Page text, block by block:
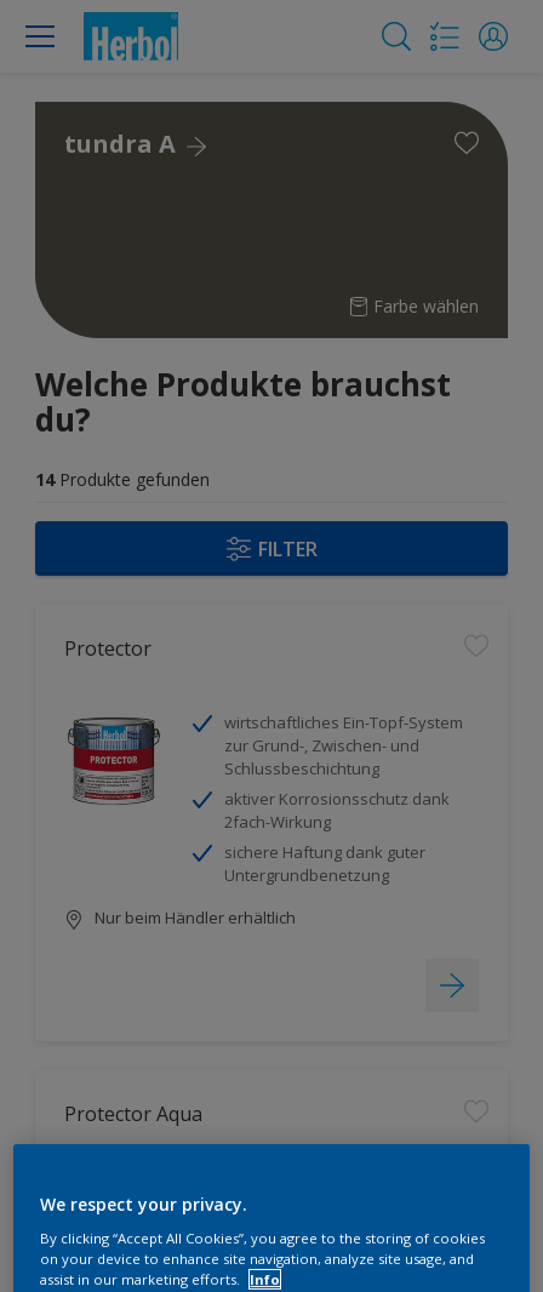
tundra A
Farbe wählen
Welche Produkte brauchst
du?
14 Produkte gefunden
FILTER
Protector
wirtschaftliches Ein-Topf-System
zur Grund-, Zwischen- und
Schlussbeschichtung
aktiver Korrosionsschutz dank
2fach-Wirkung
sichere Haftung dank guter
Untergrundbenetzung
Nur beim Händler erhältlich
Protector Aqua
zur Grund-, Zwischen- und
Schlussbeschichtung mit
Mehrphasen-Bindemittel-
Technologie
We respect your privacy.
By clicking “Accept All Cookies”, you agree to the storing of cookies
on your device to enhance site navigation, analyze site usage, and
assist in our marketing efforts.
Info